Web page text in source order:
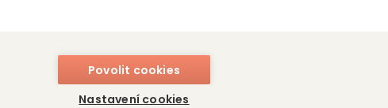
Povolit cookies
Nastavení cookies